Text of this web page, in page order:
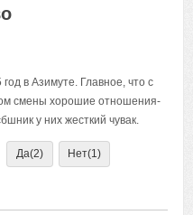
в Азимуте. Главное, что с
смены хорошие отношения-
у них жесткий чувак.
Да(2) Нет(1)